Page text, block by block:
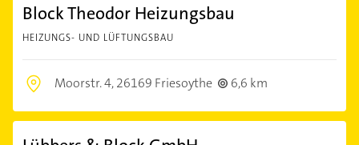
Block Theodor Heizungsbau
HEIZUNGS- UND LÜFTUNGSBAU
Moorstr. 4,26169 Friesoythe 6,6 km